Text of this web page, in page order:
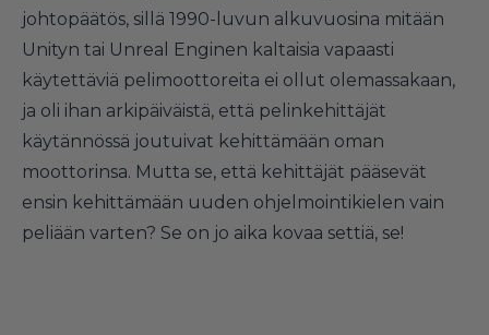
johtopäätös, sillä 1990-luvun alkuvuosina mitään
Unityn tai Unreal Enginen kaltaisia vapaasti
käytettäviä pelimoottoreita ei ollut olemassakaan,
ja oli ihan arkipäiväistä, että pelinkehittäjät
käytännössä joutuivat kehittämään oman
moottorinsa. Mutta se, että kehittäjät pääsevät
ensin kehittämään uuden ohjelmointikielen vain
peliään varten? Se on jo aika kovaa settiä, se!